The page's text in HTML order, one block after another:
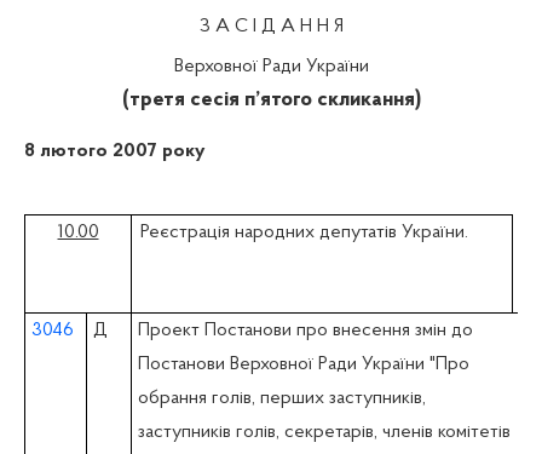
З А С І Д А Н Н Я
Верховної Ради України
(третя сесія п’ятого скликання)
8 лютого 2007 року
10.00 Реєстрація народних депутатів України.
3046 Д
Проект Постанови про внесення змін до
Постанови Верховної Ради України "Про
обрання голів, перших заступників,
заступників голів, секретарів, членів комітетів